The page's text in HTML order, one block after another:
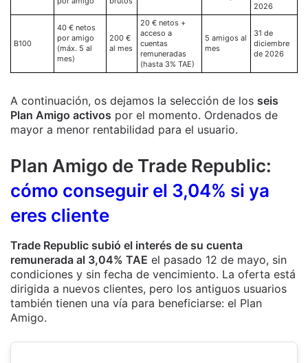
2026
B100
40 € netos
por amigo
(máx. 5 al
mes)
200 €
al mes
20 € netos +
acceso a
cuentas
remuneradas
(hasta 3% TAE)
5 amigos al
mes
31 de
diciembre
de 2026
A continuación, os dejamos la selección de los seis
Plan Amigo activos por el momento. Ordenados de
mayor a menor rentabilidad para el usuario.
Plan Amigo de Trade Republic:
cómo conseguir el 3,04% si ya
eres cliente
Trade Republic subió el interés de su cuenta
remunerada al 3,04% TAE el pasado 12 de mayo, sin
condiciones y sin fecha de vencimiento. La oferta está
dirigida a nuevos clientes, pero los antiguos usuarios
también tienen una vía para beneficiarse: el Plan
Amigo.